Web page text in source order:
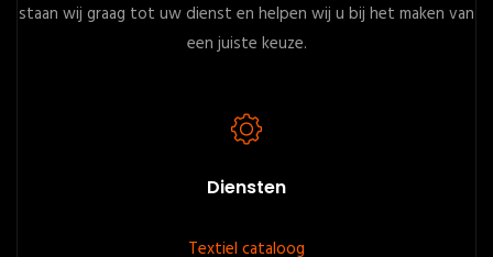
staan wij graag tot uw dienst en helpen wij u bij het maken van
een juiste keuze.
Diensten
Textiel cataloog